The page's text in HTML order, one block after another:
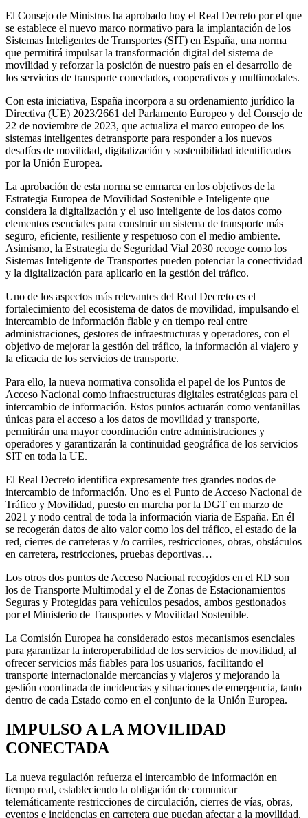
El Consejo de Ministros ha aprobado hoy el Real Decreto por el que
se establece el nuevo marco normativo para la implantación de los
Sistemas Inteligentes de Transportes (SIT) en España, una norma
que permitirá impulsar la transformación digital del sistema de
movilidad y reforzar la posición de nuestro país en el desarrollo de
los servicios de transporte conectados, cooperativos y multimodales.
Con esta iniciativa, España incorpora a su ordenamiento jurídico la
Directiva (UE) 2023/2661 del Parlamento Europeo y del Consejo de
22 de noviembre de 2023, que actualiza el marco europeo de los
sistemas inteligentes detransporte para responder a los nuevos
desafíos de movilidad, digitalización y sostenibilidad identificados
por la Unión Europea.
La aprobación de esta norma se enmarca en los objetivos de la
Estrategia Europea de Movilidad Sostenible e Inteligente que
considera la digitalización y el uso inteligente de los datos como
elementos esenciales para construir un sistema de transporte más
seguro, eficiente, resiliente y respetuoso con el medio ambiente.
Asimismo, la Estrategia de Seguridad Vial 2030 recoge como los
Sistemas Inteligente de Transportes pueden potenciar la conectividad
y la digitalización para aplicarlo en la gestión del tráfico.
Uno de los aspectos más relevantes del Real Decreto es el
fortalecimiento del ecosistema de datos de movilidad, impulsando el
intercambio de información fiable y en tiempo real entre
administraciones, gestores de infraestructuras y operadores, con el
objetivo de mejorar la gestión del tráfico, la información al viajero y
la eficacia de los servicios de transporte.
Para ello, la nueva normativa consolida el papel de los Puntos de
Acceso Nacional como infraestructuras digitales estratégicas para el
intercambio de información. Estos puntos actuarán como ventanillas
únicas para el acceso a los datos de movilidad y transporte,
permitirán una mayor coordinación entre administraciones y
operadores y garantizarán la continuidad geográfica de los servicios
SIT en toda la UE.
El Real Decreto identifica expresamente tres grandes nodos de
intercambio de información. Uno es el Punto de Acceso Nacional de
Tráfico y Movilidad, puesto en marcha por la DGT en marzo de
2021 y nodo central de toda la información viaria de España. En él
se recogerán datos de alto valor como los del tráfico, el estado de la
red, cierres de carreteras y /o carriles, restricciones, obras, obstáculos
en carretera, restricciones, pruebas deportivas…
Los otros dos puntos de Acceso Nacional recogidos en el RD son
los de Transporte Multimodal y el de Zonas de Estacionamientos
Seguras y Protegidas para vehículos pesados, ambos gestionados
por el Ministerio de Transportes y Movilidad Sostenible.
La Comisión Europea ha considerado estos mecanismos esenciales
para garantizar la interoperabilidad de los servicios de movilidad, al
ofrecer servicios más fiables para los usuarios, facilitando el
transporte internacionalde mercancías y viajeros y mejorando la
gestión coordinada de incidencias y situaciones de emergencia, tanto
dentro de cada Estado como en el conjunto de la Unión Europea.
IMPULSO A LA MOVILIDAD
CONECTADA
La nueva regulación refuerza el intercambio de información en
tiempo real, estableciendo la obligación de comunicar
telemáticamente restricciones de circulación, cierres de vías, obras,
eventos e incidencias en carretera que puedan afectar a la movilidad.